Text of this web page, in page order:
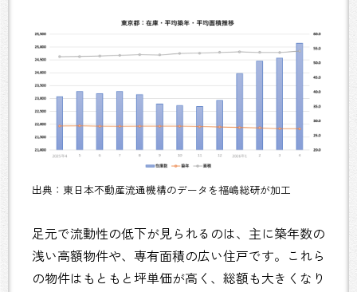
出典：東日本不動産流通機構のデータを福嶋総研が加工
足元で流動性の低下が見られるのは、主に築年数の
浅い高額物件や、専有面積の広い住戸です。これら
の物件はもともと坪単価が高く、総額も大きくなり